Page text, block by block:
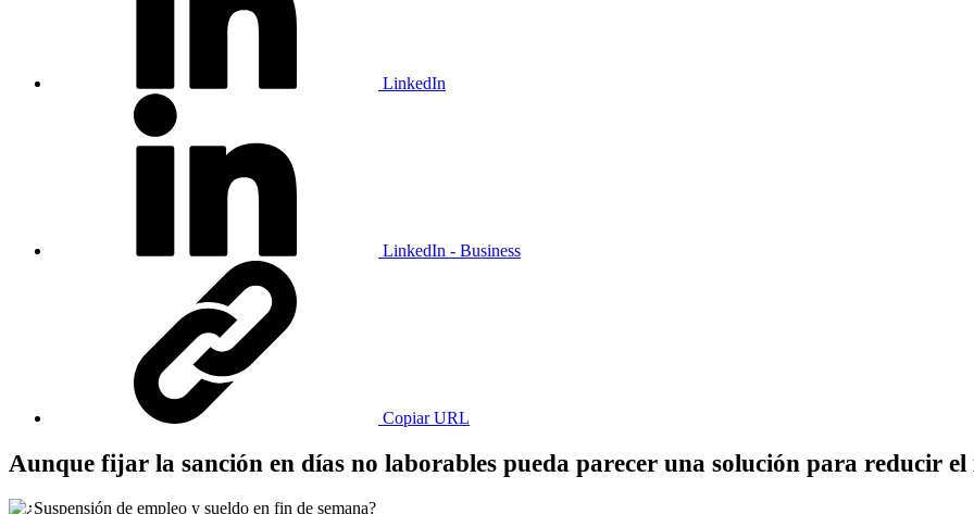
LinkedIn
LinkedIn - Business
Copiar URL
Aunque fijar la sanción en días no laborables pueda parecer una solución para reducir